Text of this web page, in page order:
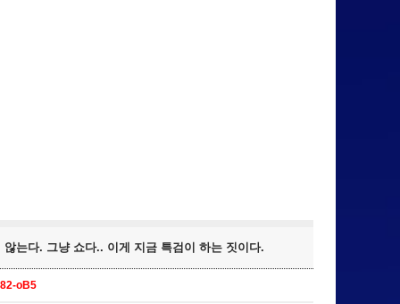
는다. 그냥 쇼다.. 이게 지금 특검이 하는 짓이다.
oB5